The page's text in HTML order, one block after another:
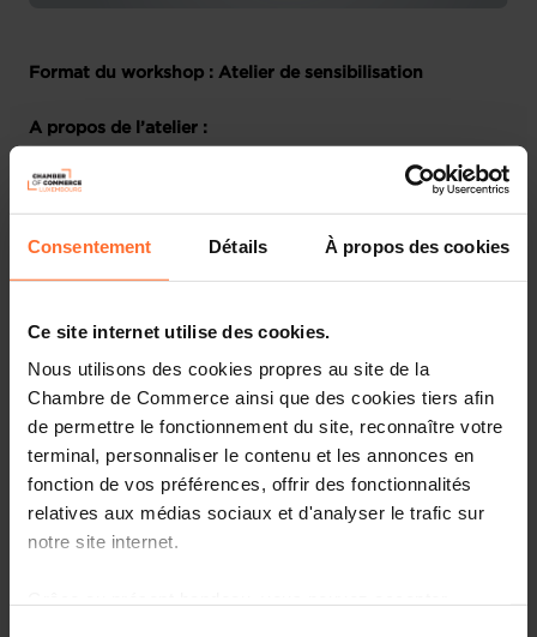
Consentement Détails À propos des cookies
Ce site internet utilise des cookies.
Nous utilisons des cookies propres au site de la
Chambre de Commerce ainsi que des cookies tiers afin
de permettre le fonctionnement du site, reconnaître votre
terminal, personnaliser le contenu et les annonces en
fonction de vos préférences, offrir des fonctionnalités
relatives aux médias sociaux et d'analyser le trafic sur
notre site internet.
Format du workshop : Atelier de sensibilisation
A propos de l’atelier :
Apprenez tout sur les devoirs et la responsabilité des
dirigeants d’entreprise dans l'environnement des
affaires au Luxembourg.
Un aperçu des principales questions liées à l'exercice
d'un mandat de dirigeant dans l'environnement
luxembourgeois.
Présentation de l'intervenante:Victoria Woestmann,